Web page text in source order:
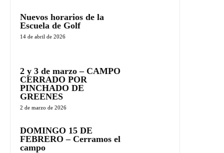
Nuevos horarios de la
Escuela de Golf
14 de abril de 2026
2 y 3 de marzo – CAMPO
CERRADO POR
PINCHADO DE
GREENES
2 de marzo de 2026
DOMINGO 15 DE
FEBRERO – Cerramos el
campo